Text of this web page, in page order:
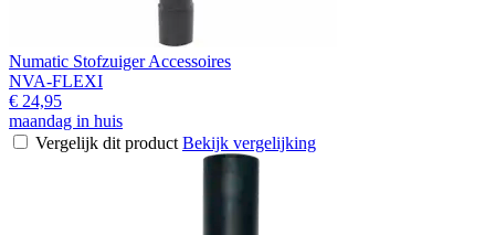
Numatic Stofzuiger Accessoires
NVA-FLEXI
€ 24,95
maandag in huis
Vergelijk dit product Bekijk vergelijking